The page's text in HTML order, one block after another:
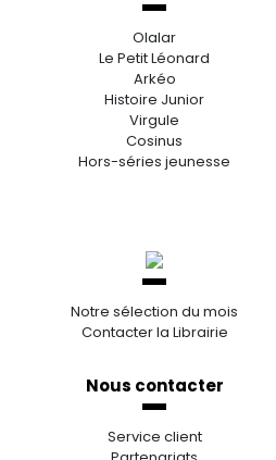
Olalar
Le Petit Léonard
Arkéo
Histoire Junior
Virgule
Cosinus
Hors-séries jeunesse
Notre sélection du mois
Contacter la Librairie
Nous contacter
Service client